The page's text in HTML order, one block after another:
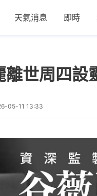
天氣消息 即時
離世周四
05-11 13:33